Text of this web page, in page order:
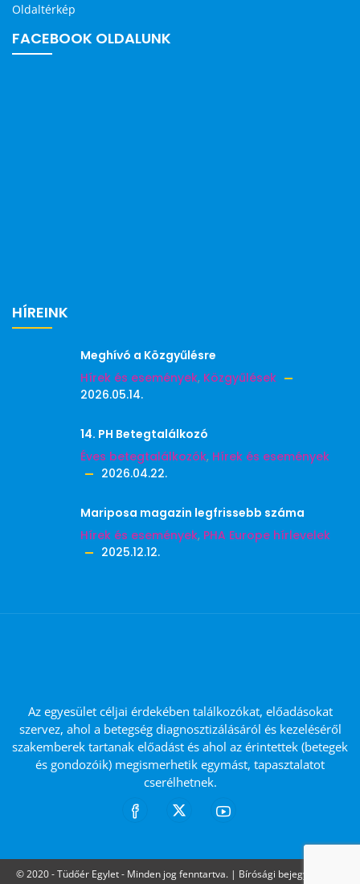
Oldaltérkép
FACEBOOK OLDALUNK
HÍREINK
Meghívó a Közgyűlésre
Hírek és események, Közgyűlések
2026.05.14.
14. PH Betegtalálkozó
Éves betegtalálkozók, Hírek és események
2026.04.22.
Mariposa magazin legfrissebb száma
Hírek és események, PHA Europe hírlevelek
2025.12.12.
Az egyesület céljai érdekében találkozókat, előadásokat
szervez, ahol a betegség diagnosztizálásáról és kezeléséről
szakemberek tartanak előadást és ahol az érintettek (betegek
és gondozóik) megismerhetik egymást, tapasztalatot
cserélhetnek.
© 2020 - Tüdőér Egylet - Minden jog fenntartva. | Bírósági bejegyzésének